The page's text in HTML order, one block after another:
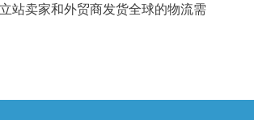
站卖家和外贸商发货全球的物流需